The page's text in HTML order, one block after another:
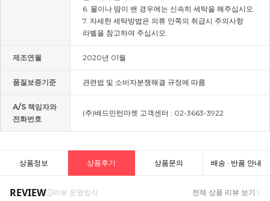
6. 물이나 땀이 밴 경우에는 신속히 세탁을 해주십시오.
7. 자세한 세탁방법은 의류 안쪽의 취급시 주의사항
라벨을 참고하여 주십시오.
제조연월 2020년 01월
품질보증기준 관련법 및 소비자분쟁해결 규정에 따름
A/S 책임자와
전화번호
(주)배드민턴마켓 고객센터 : 02-3663-3922
상품정보 상품후기 상품문의 배송 · 반품 안내